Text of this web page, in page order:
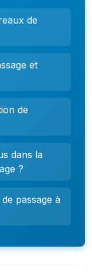
de
et
de
dans la
?
passage à